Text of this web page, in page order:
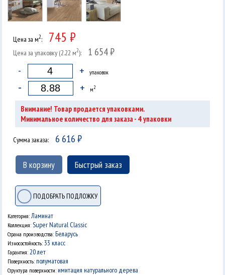
Цена за м2: 745 ₽
Цена за упаковку (2.22 м2): 1 654 ₽
- + упаковок
- + м2
Внимание! Товар продается упаковками.
Минимальное количество для заказа - 4упаковки
Сумма заказа: 6 616₽
В корзину Быстрый заказ
ПОДОБРАТЬ ПОДЛОЖКУ
Категория:Ламинат
Коллекция:Super Natural Classic
Страна производства: Беларусь
Износостойкость:33 класс
Гарантия:20 лет
Поверхность:полуматовая
Структура поверхности:имитация натурального дерева